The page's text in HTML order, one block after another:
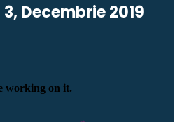
Decembrie 2019